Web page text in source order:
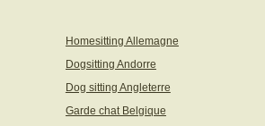
Homesitting Allemagne
Dogsitting Andorre
Dog sitting Angleterre
Garde chat Belgique